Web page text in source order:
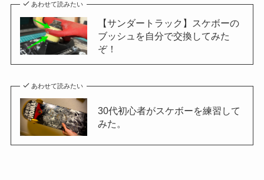
あわせて読みたい
【サンダートラック】スケボーの
ブッシュを自分で交換してみた
ぞ！
あわせて読みたい
30代初心者がスケボーを練習して
みた。